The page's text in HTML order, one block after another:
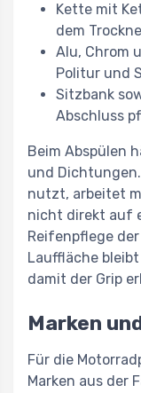
Kette mit
dem
Alu, Chrom
Politur und
Sitzbank
Abschluss
Beim Abspülen
und
nutzt, arbeitet
nicht direkt auf
Reifenpflege
Lauffläche
damit der Grip
Marken
Für die
Marken aus der